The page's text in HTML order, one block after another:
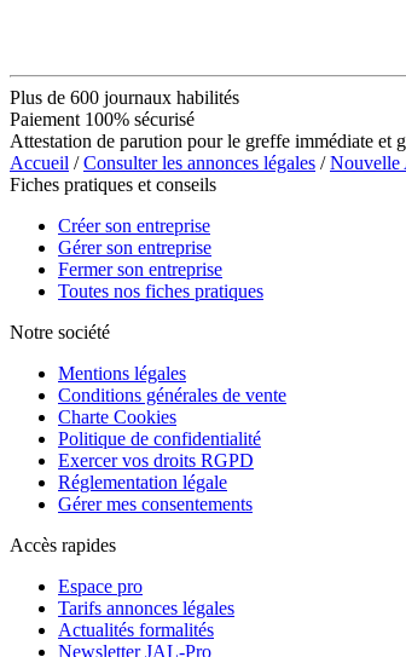
Plus de 600 journaux habilités
Paiement 100% sécurisé
Attestation de parution pour le greffe immédiate et
Accueil /Consulter les annonces légales /Nouvelle
Fiches pratiques et conseils
Créer son entreprise
Gérer son entreprise
Fermer son entreprise
Toutes nos fiches pratiques
Notre société
Mentions légales
Conditions générales de vente
Charte Cookies
Politique de confidentialité
Exercer vos droits RGPD
Réglementation légale
Gérer mes consentements
Accès rapides
Espace pro
Tarifs annonces légales
Actualités formalités
Newsletter JAL-Pro